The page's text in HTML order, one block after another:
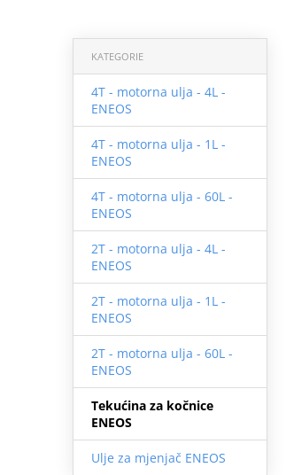
KATEGORIE
4T - motorna ulja - 4L -
ENEOS
4T - motorna ulja - 1L -
ENEOS
4T - motorna ulja - 60L -
ENEOS
2T - motorna ulja - 4L -
ENEOS
2T - motorna ulja - 1L -
ENEOS
2T - motorna ulja - 60L -
ENEOS
Tekućina za kočnice
ENEOS
Ulje za mjenjač ENEOS